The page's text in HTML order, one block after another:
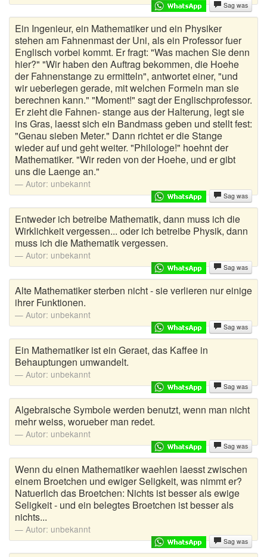
Sag was
Ein Ingenieur, ein Mathematiker und ein Physiker
stehen am Fahnenmast der Uni, als ein Professor fuer
Englisch vorbei kommt. Er fragt: "Was machen Sie denn
hier?" "Wir haben den Auftrag bekommen, die Hoehe
der Fahnenstange zu ermitteln", antwortet einer, "und
wir ueberlegen gerade, mit welchen Formeln man sie
berechnen kann." "Moment!" sagt der Englischprofessor.
Er zieht die Fahnen- stange aus der Halterung, legt sie
ins Gras, laesst sich ein Bandmass geben und stellt fest:
"Genau sieben Meter." Dann richtet er die Stange
wieder auf und geht weiter. "Philologe!" hoehnt der
Mathematiker. "Wir reden von der Hoehe, und er gibt
uns die Laenge an."
Autor: unbekannt
Sag was
Entweder ich betreibe Mathematik, dann muss ich die
Wirklichkeit vergessen... oder ich betreibe Physik, dann
muss ich die Mathematik vergessen.
Autor: unbekannt
Sag was
Alte Mathematiker sterben nicht - sie verlieren nur einige
ihrer Funktionen.
Autor: unbekannt
Sag was
Ein Mathematiker ist ein Geraet, das Kaffee in
Behauptungen umwandelt.
Autor: unbekannt
Sag was
Algebraische Symbole werden benutzt, wenn man nicht
mehr weiss, worueber man redet.
Autor: unbekannt
Sag was
Wenn du einen Mathematiker waehlen laesst zwischen
einem Broetchen und ewiger Seligkeit, was nimmt er?
Natuerlich das Broetchen: Nichts ist besser als ewige
Seligkeit - und ein belegtes Broetchen ist besser als
nichts...
Autor: unbekannt
Sag was